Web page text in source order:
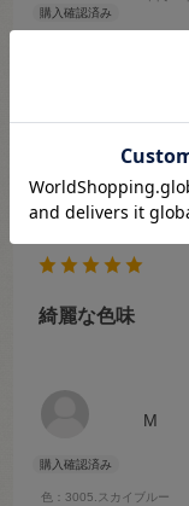
M
色：3005.スカイブルー
綺麗な色味